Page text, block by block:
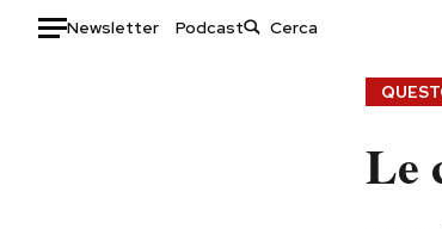
Newsletter Podcast
Le